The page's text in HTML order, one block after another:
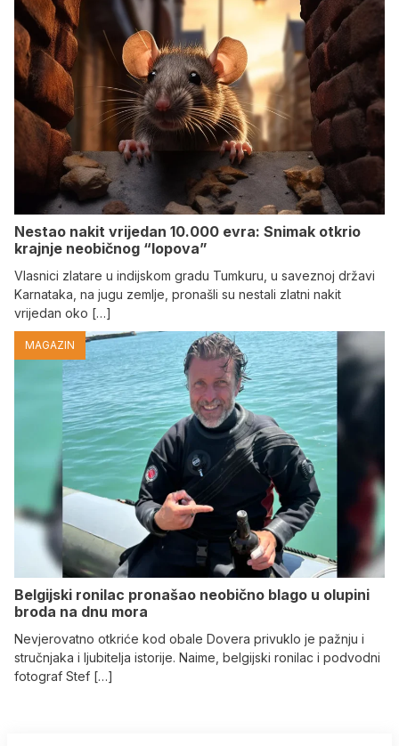
Nestao nakit vrijedan 10.000 evra: Snimak otkrio
krajnje neobičnog “lopova”
Vlasnici zlatare u indijskom gradu Tumkuru, u saveznoj državi
Karnataka, na jugu zemlje, pronašli su nestali zlatni nakit
vrijedan oko […]
MAGAZIN
Belgijski ronilac pronašao neobično blago u olupini
broda na dnu mora
Nevjerovatno otkriće kod obale Dovera privuklo je pažnju i
stručnjaka i ljubitelja istorije. Naime, belgijski ronilac i podvodni
fotograf Stef […]